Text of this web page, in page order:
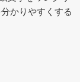
かりやすくする